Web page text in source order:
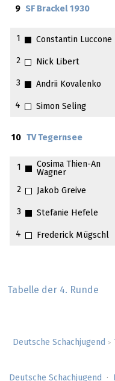
Deutsche Schachjugend >
9 SF Brackel 1930
1 Constantin Luccone
2 Nick Libert
3 Andrii Kovalenko
4 Simon Seling
10 TV Tegernsee
1
Cosima Thien-An
Wagner
2 Jakob Greive
3 Stefanie Hefele
4 Frederick Mügschl
Tabelle der 4. Runde
Deutsche Schachjugend